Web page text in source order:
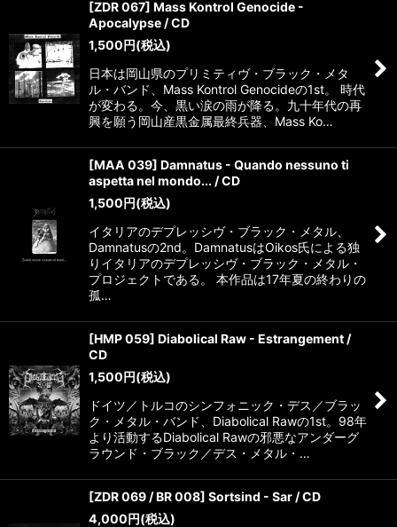
[ZDR 067] Mass Kontrol Genocide -
Apocalypse / CD
1,500円(税込)
日本は岡山県のプリミティヴ・ブラック・メタ
ル・バンド、Mass Kontrol Genocideの1st。 時代
が変わる。今、黒い涙の雨が降る。九十年代の再
興を願う岡山産黒金属最終兵器、Mass Ko…
[MAA 039] Damnatus - Quando nessuno ti
aspetta nel mondo... / CD
1,500円(税込)
イタリアのデプレッシヴ・ブラック・メタル、
Damnatusの2nd。DamnatusはOikos氏による独
りイタリアのデプレッシヴ・ブラック・メタル・
プロジェクトである。 本作品は17年夏の終わりの
孤…
[HMP 059] Diabolical Raw - Estrangement /
CD
1,500円(税込)
ドイツ／トルコのシンフォニック・デス／ブラッ
ク・メタル・バンド、Diabolical Rawの1st。98年
より活動するDiabolical Rawの邪悪なアンダーグ
ラウンド・ブラック／デス・メタル・…
[ZDR 069 / BR 008] Sortsind - Sar / CD
4,000円(税込)